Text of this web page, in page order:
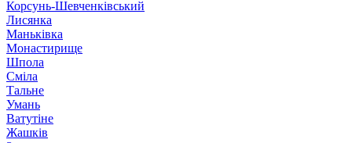
Корсунь-Шевченківський
Лисянка
Маньківка
Монастирище
Шпола
Сміла
Тальне
Умань
Ватутіне
Жашків